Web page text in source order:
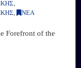
ΝΕΑ
Forefront of the